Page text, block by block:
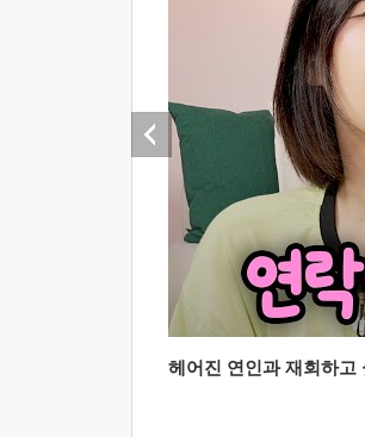
헤어진 연인과 재회하고